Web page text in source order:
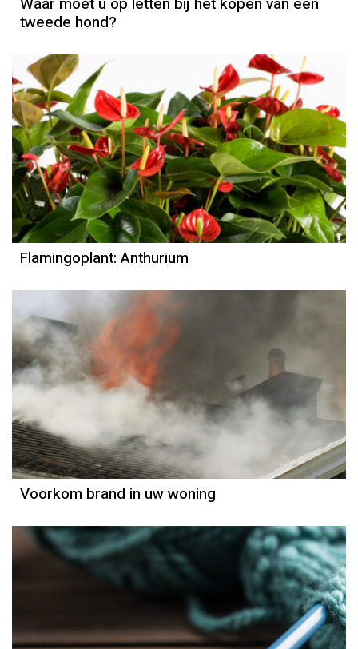
tweede hond?
Flamingoplant: Anthurium
Voorkom brand in uw woning